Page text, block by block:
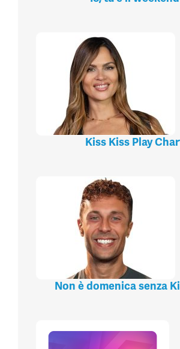
Kiss Kiss Play
Non è domenica senza